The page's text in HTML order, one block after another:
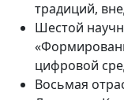
традиций,
Шестой
цифровой
Восьмая